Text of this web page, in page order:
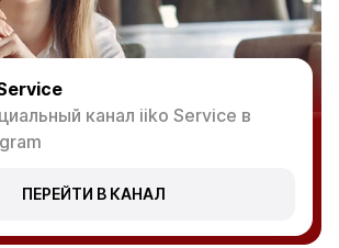
канал iiko Service в
ПЕРЕЙТИ В КАНАЛ